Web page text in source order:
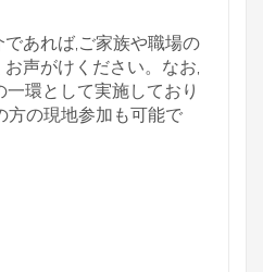
あれば,ご家族や職場の
声がけください。なお,
環として実施しており
方の現地参加も可能で